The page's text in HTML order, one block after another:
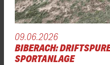
09.06.2026
BIBERACH:
SPORTANLAGE